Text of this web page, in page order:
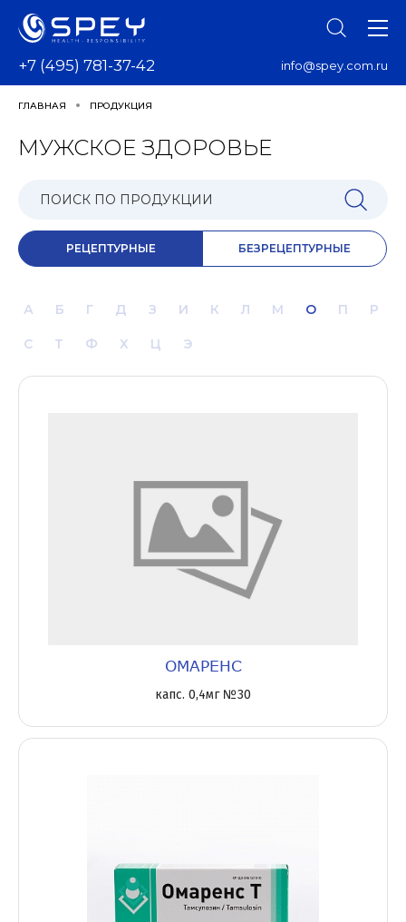
+7 (495) 781-37-42 info@spey.com.ru
ГЛАВНАЯ ПРОДУКЦИЯ
МУЖСКОЕ ЗДОРОВЬЕ
РЕЦЕПТУРНЫЕ БЕЗРЕЦЕПТУРНЫЕ
А Б Г Д З И К Л М О П Р
С Т Ф Х Ц Э
ОМАРЕНС
капс. 0,4мг №30